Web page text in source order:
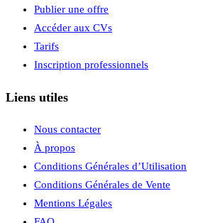
Publier une offre
Accéder aux CVs
Tarifs
Inscription professionnels
Liens utiles
Nous contacter
À propos
Conditions Générales d’Utilisation
Conditions Générales de Vente
Mentions Légales